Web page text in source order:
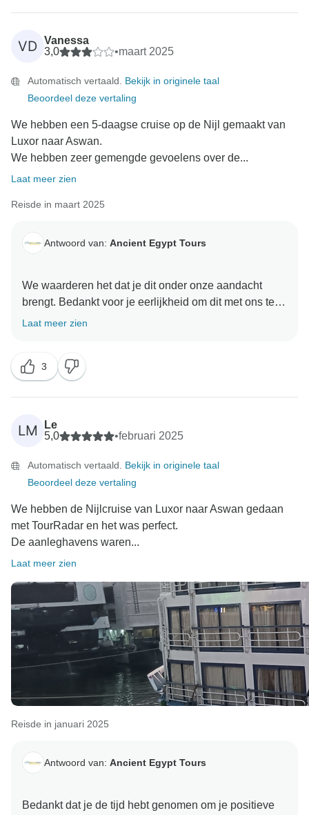
VD
Vanessa
3,0
•maart 2025
Automatisch vertaald. Bekijk in originele taal
Beoordeel deze vertaling
We hebben een 5-daagse cruise op de Nijl gemaakt van
Luxor naar Aswan.
We hebben zeer gemengde gevoelens over de...
Laat meer zien
Reisde in maart 2025
Antwoord van: Ancient Egypt Tours
We waarderen het dat je dit onder onze aandacht
brengt. Bedankt voor je eerlijkheid om dit met ons te
delen. We nemen je feedback serieus en kijken naar
Laat meer zien
3
LM
Le
5,0
•februari 2025
Automatisch vertaald. Bekijk in originele taal
Beoordeel deze vertaling
We hebben de Nijlcruise van Luxor naar Aswan gedaan
met TourRadar en het was perfect.
De aanleghavens waren...
Laat meer zien
Reisde in januari 2025
Antwoord van: Ancient Egypt Tours
Bedankt dat je de tijd hebt genomen om je positieve